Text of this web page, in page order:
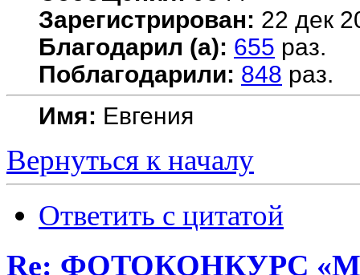
Зарегистрирован: 22 дек
Благодарил (а): 655 раз.
Поблагодарили: 848 раз.
Имя: Евгения
Вернуться к началу
Ответить с цитатой
Re: ФОТОКОНКУРС